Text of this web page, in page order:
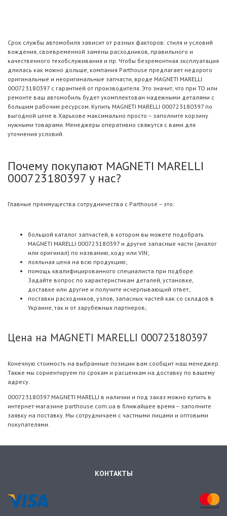
Срок службы автомобиля зависит от разных факторов: стиля и условий
вождения, своевременной замены расходников, правильного и
качественного техобслуживания и пр. Чтобы безремонтная эксплуатация
длилась как можно дольше, компания Parthouse предлагает недорого
оригинальные и неоригинальные запчасти, вроде MAGNETI MARELLI
000723180397 с гарантией от производителя. Это значит, что при ТО или
ремонте ваш автомобиль будет укомплектован надежными деталями с
большим рабочим ресурсом. Купить MAGNETI MARELLI 000723180397 по
выгодной цене в Харькове максимально просто – заполните корзину
нужными товарами. Менеджеры оперативно свяжутся с вами для
уточнения условий.
Почему покупают MAGNETI MARELLI
000723180397 у нас?
Главные преимущества сотрудничества с Parthouse – это:
большой каталог запчастей, в котором вы можете подобрать
MAGNETI MARELLI 000723180397 и другие запасные части (аналог
или оригинал) по названию, коду или VIN;
лояльная цена на всю продукцию;
помощь квалифицированного специалиста при подборе.
Задайте вопрос по характеристикам деталей, установке,
доставке или другие и получите исчерпывающий ответ;
поставки расходников, узлов, запасных частей как со складов в
Украине, так и от зарубежных партнеров;
Цена на MAGNETI MARELLI 000723180397
Конечную стоимость на выбранные позиции вам сообщит наш менеджер.
Также мы сориентируем по срокам и расценкам на доставку по вашему
адресу.
000723180397 MAGNETI MARELLI в наличии и под заказ можно купить в
интернет-магазине parthouse.com.ua в ближайшее время – заполните
заявку на поставку. Мы сотрудничаем с частными лицами и оптовыми
покупателями.
КОНТАКТЫ